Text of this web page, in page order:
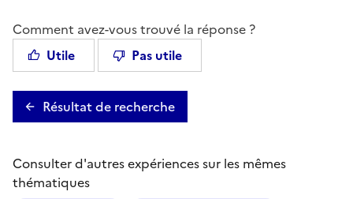
Comment avez-vous trouvé la réponse ?
Utile
Pas utile
Résultat de recherche
Consulter d'autres expériences sur les mêmes
thématiques